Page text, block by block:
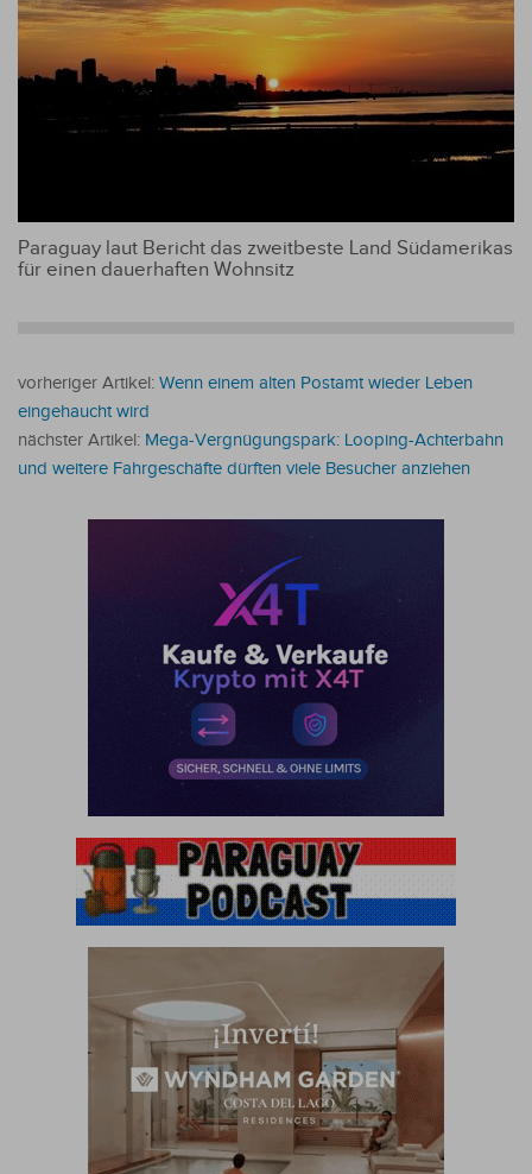
Paraguay laut Bericht das zweitbeste Land Südamerikas
für einen dauerhaften Wohnsitz
vorheriger Artikel: Wenn einem alten Postamt wieder Leben
eingehaucht wird
nächster Artikel: Mega-Vergnügungspark: Looping-Achterbahn
und weitere Fahrgeschäfte dürften viele Besucher anziehen